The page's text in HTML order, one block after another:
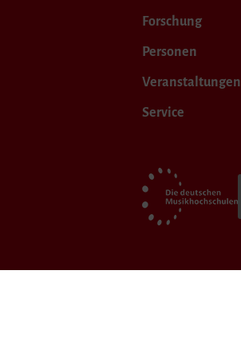
Forschung
Personen
Veranstaltungen
Service